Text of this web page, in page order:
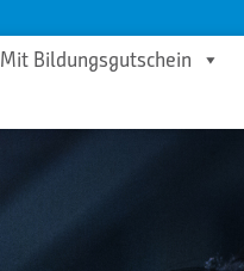
Mit Bildungsgutschein